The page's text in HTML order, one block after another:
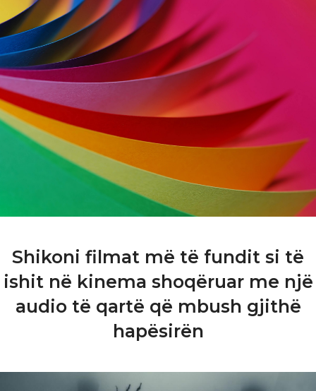
Shikoni filmat më të fundit si të
ishit në kinema shoqëruar me një
audio të qartë që mbush gjithë
hapësirën